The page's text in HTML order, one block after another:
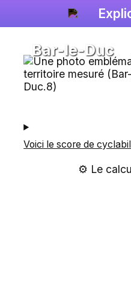
Bar-le-Duc
Voici le score de
⚙️ Le